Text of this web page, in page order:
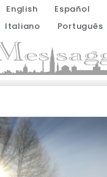
English Español
Italiano
Português